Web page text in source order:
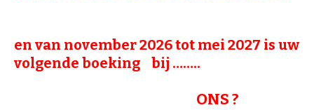
en van november 2026 tot mei 2027 is uw
volgende boeking bij ……..
ONS ?